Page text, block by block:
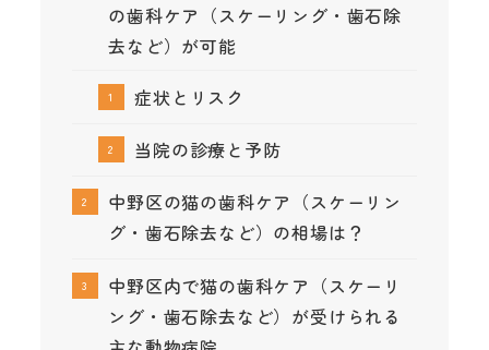
の歯科ケア（スケーリング・歯石除
去など）が可能
症状とリスク
当院の診療と予防
中野区の猫の歯科ケア（スケーリン
グ・歯石除去など）の相場は？
中野区内で猫の歯科ケア（スケーリ
ング・歯石除去など）が受けられる